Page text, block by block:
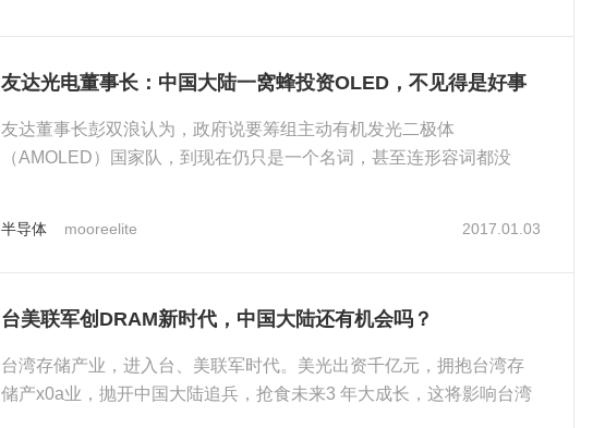
友达光电董事长：中国大陆一窝蜂投资OLED，不见得是好事
友达董事长彭双浪认为，政府说要筹组主动有机发光二极体
（AMOLED）国家队，到现在仍只是一个名词，甚至连形容词都没
半导体 mooreelite 2017.01.03
台美联军创DRAM新时代，中国大陆还有机会吗？
台湾存储产业，进入台、美联军时代。美光出资千亿元，拥抱台湾存
储产x0a业，抛开中国大陆追兵，抢食未来3 年大成长，这将影响台湾